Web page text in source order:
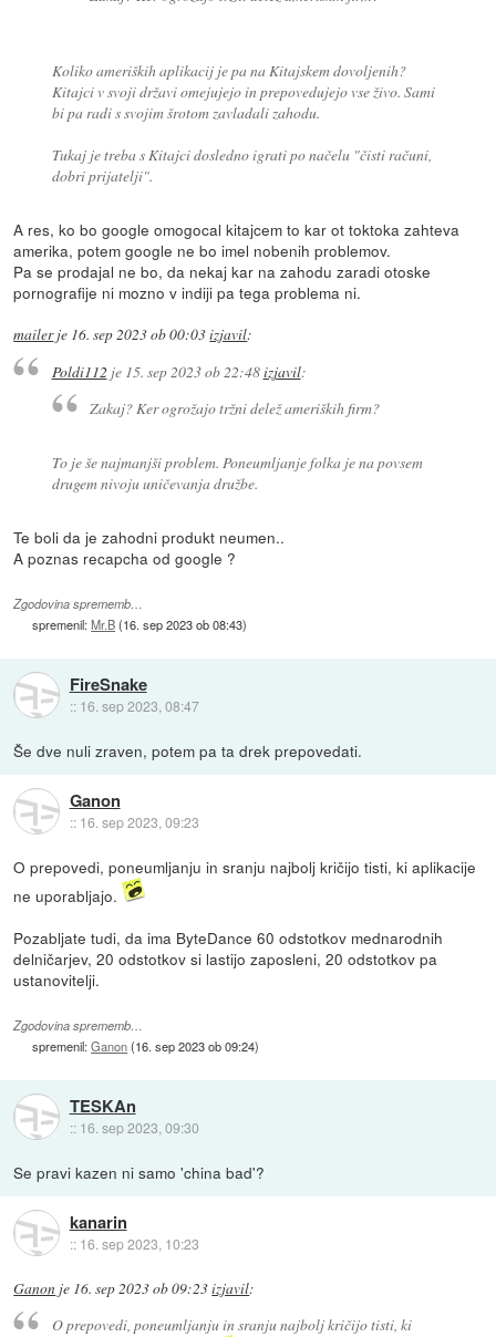
Koliko ameriških aplikacij je pa na Kitajskem dovoljenih?
Kitajci v svoji državi omejujejo in prepovedujejo vse živo. Sami
bi pa radi s svojim šrotom zavladali zahodu.
Tukaj je treba s Kitajci dosledno igrati po načelu "čisti računi,
dobri prijatelji".
A res, ko bo google omogocal kitajcem to kar ot toktoka zahteva
amerika, potem google ne bo imel nobenih problemov.
Pa se prodajal ne bo, da nekaj kar na zahodu zaradi otoske
pornografije ni mozno v indiji pa tega problema ni.
mailerje 16. sep 2023 ob 00:03izjavil:
Poldi112je 15. sep 2023 ob 22:48izjavil:
Zakaj? Ker ogrožajo tržni delež ameriških firm?
To je še najmanjši problem. Poneumljanje folka je na povsem
drugem nivoju uničevanja družbe.
Te boli da je zahodni produkt neumen..
A poznas recapcha od google ?
Zgodovina sprememb…
spremenil:Mr.B(16. sep 2023 ob 08:43)
FireSnake
:: 16. sep 2023, 08:47
Še dve nuli zraven, potem pa ta drek prepovedati.
Ganon
:: 16. sep 2023, 09:23
O prepovedi, poneumljanju in sranju najbolj kričijo tisti, ki aplikacije
ne uporabljajo.
Pozabljate tudi, da ima ByteDance 60 odstotkov mednarodnih
delničarjev, 20 odstotkov si lastijo zaposleni, 20 odstotkov pa
ustanovitelji.
Zgodovina sprememb…
spremenil:Ganon(16. sep 2023 ob 09:24)
TESKAn
:: 16. sep 2023, 09:30
Se pravi kazen ni samo 'china bad'?
kanarin
:: 16. sep 2023, 10:23
Ganon je 16. sep 2023 ob 09:23izjavil:
O prepovedi, poneumljanju in sranju najbolj kričijo tisti, ki